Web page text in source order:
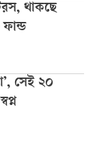
থাকছে
সেই ২০